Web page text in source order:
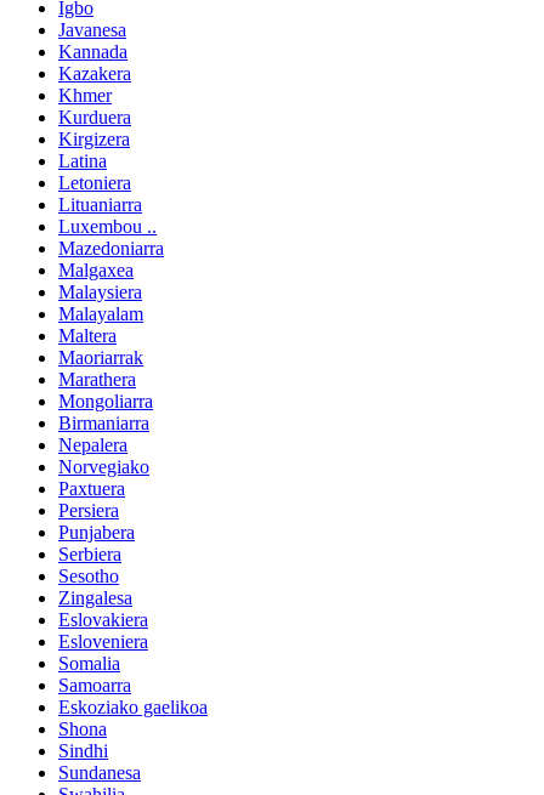
Igbo
Javanesa
Kannada
Kazakera
Khmer
Kurduera
Kirgizera
Latina
Letoniera
Lituaniarra
Luxembou ..
Mazedoniarra
Malgaxea
Malaysiera
Malayalam
Maltera
Maoriarrak
Marathera
Mongoliarra
Birmaniarra
Nepalera
Norvegiako
Paxtuera
Persiera
Punjabera
Serbiera
Sesotho
Zingalesa
Eslovakiera
Esloveniera
Somalia
Samoarra
Eskoziako gaelikoa
Shona
Sindhi
Sundanesa